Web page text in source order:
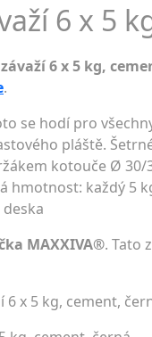
6 x 5
6 x 5 kg,
.
se hodí pro
pláště.
kotouče Ø
hmotnost: každý 5
MAXXIVA®. Tato
6 x 5 kg, cement,